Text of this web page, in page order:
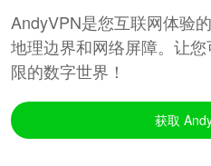
AndyVPN是您互联网体验
地理边界和网络屏障。让
限的数字世界！
获取